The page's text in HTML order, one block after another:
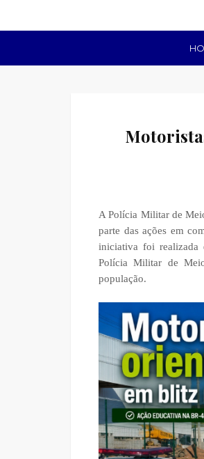
A Polícia Militar de
parte das ações em
iniciativa foi realizada
Polícia Militar de
população.